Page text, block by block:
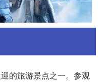
的旅游景点之一。参观